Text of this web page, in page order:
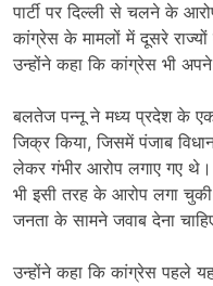
पार्टी पर दिल्ली से चलने के
कांग्रेस के मामलों में दूसरे
उन्होंने कहा कि कांग्रेस भी
बलतेज पन्नू ने मध्य प्रदेश के
जिक्र किया, जिसमें पंजाब
लेकर गंभीर आरोप लगाए गए थे।
भी इसी तरह के आरोप लगा
जनता के सामने जवाब देना
उन्होंने कहा कि कांग्रेस पहले